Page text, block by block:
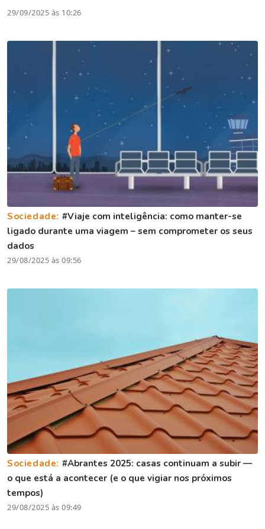
29/09/2025 às 10:26
Sociedade: #Viaje com inteligência: como manter-se
ligado durante uma viagem – sem comprometer os seus
dados
29/08/2025 às 09:56
Sociedade: #Abrantes 2025: casas continuam a subir —
o que está a acontecer (e o que vigiar nos próximos
tempos)
29/08/2025 às 09:49